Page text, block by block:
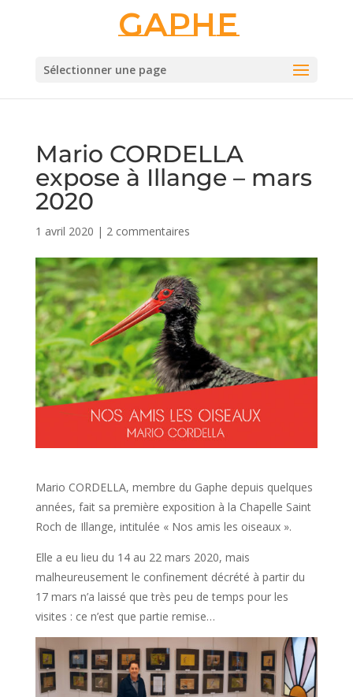
Gaphe
Sélectionner une page
Mario CORDELLA
expose à Illange – mars
2020
1 avril 2020 | 2 commentaires
Mario CORDELLA, membre du Gaphe depuis quelques
années, fait sa première exposition à la Chapelle Saint
Roch de Illange, intitulée « Nos amis les oiseaux ».
Elle a eu lieu du 14 au 22 mars 2020, mais
malheureusement le confinement décrété à partir du
17 mars n’a laissé que très peu de temps pour les
visites : ce n’est que partie remise…